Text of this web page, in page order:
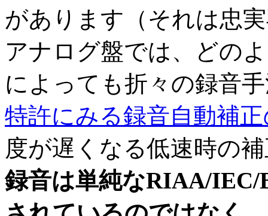
があります（それは忠
アナログ盤では、どの
によっても折々の録音
特許にみる録音自動補
度が遅くなる低速時の
録音は単純なRIAA/IEC/